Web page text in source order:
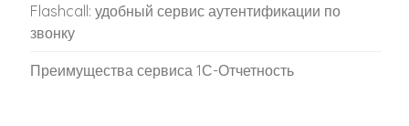
Flashcall: удобный сервис аутентификации по
звонку
Преимущества сервиса 1С-Отчетность